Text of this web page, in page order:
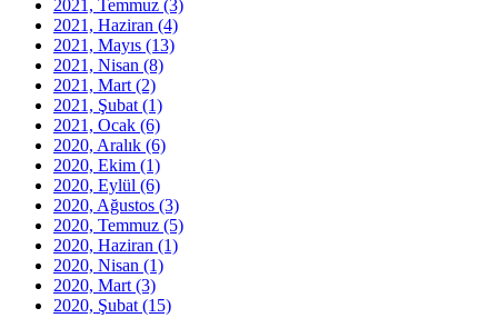
2021, Temmuz (3)
2021, Haziran (4)
2021, Mayıs (13)
2021, Nisan (8)
2021, Mart (2)
2021, Şubat (1)
2021, Ocak (6)
2020, Aralık (6)
2020, Ekim (1)
2020, Eylül (6)
2020, Ağustos (3)
2020, Temmuz (5)
2020, Haziran (1)
2020, Nisan (1)
2020, Mart (3)
2020, Şubat (15)